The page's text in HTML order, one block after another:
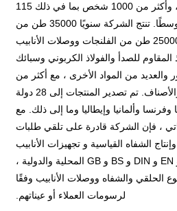
المصنع 80.000 متر مربع ، وأكثر من 1000 شخص بما في ذلك 115
موظفًا تقنيًا عاليًا / متوسطًا. تنتج الشركة سنويًا 35000 طن من
المطروقات الحلقية و 25000 طن من الفلنجات ووصلات الأنابيب
للصدأ والفولاذ الكربوني وسبائك
والعديد من المواد الأخرى ، مع أكثر من
10000 من المواصفات والأصناف. تم تصدير المنتجات إلى 28 دولة
وألمانيا وإيطاليا وما إلى ذلك. مع
، فإن الشركة قادرة على تلقي طلبات
الشفاه القياسية و تجهيزات الأنابيب
وفقًا لمعايير JIS و ANSI و EN و DIN و BS و GB المحلية والدولية ،
الحلقي والشفاه ووصلات الأنابيب وفقًا
لرسومات العملاء أو عيناتهم.